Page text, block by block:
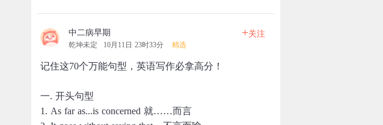
中二病早期
乾坤未定 10月11日 23时33分 精选
+关注
记住这70个万能句型，英语写作必拿高分！
一. 开头句型
1. As far as...is concerned 就……而言